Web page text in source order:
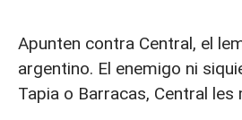
Apunten contra Central, el
argentino. El enemigo ni
Tapia o Barracas, Central